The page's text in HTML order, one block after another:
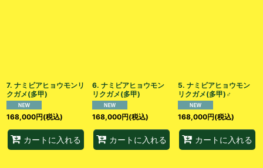
7. ナミビアヒョウモンリ
クガメ(多甲)
168,000円(税込)
カートに入れる
6. ナミビアヒョウモン
リクガメ(多甲)
168,000円(税込)
カートに入れる
5. ナミビアヒョウモン
リクガメ(多甲)♂
168,000円(税込)
カートに入れる